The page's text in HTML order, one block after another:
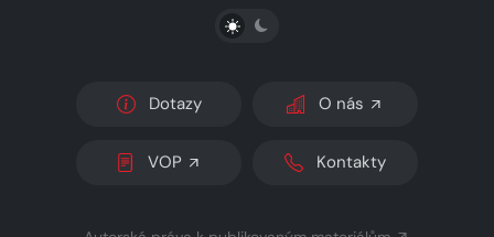
PŘEPNOUT SVĚTLÝ/TMAVÝ REŽIM
Dotazy O nás
VOP Kontakty